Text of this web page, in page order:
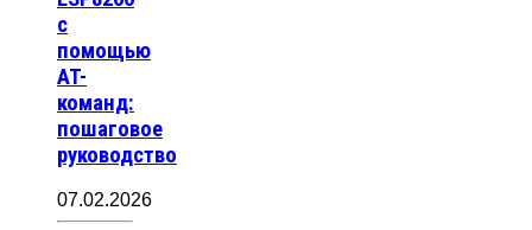
с
помощью
AT-
команд:
пошаговое
руководство
07.02.2026